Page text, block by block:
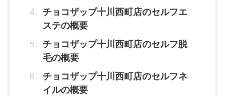
チョコザップ十川西町店のセルフエ
ステの概要
チョコザップ十川西町店のセルフ脱
毛の概要
チョコザップ十川西町店のセルフネ
イルの概要